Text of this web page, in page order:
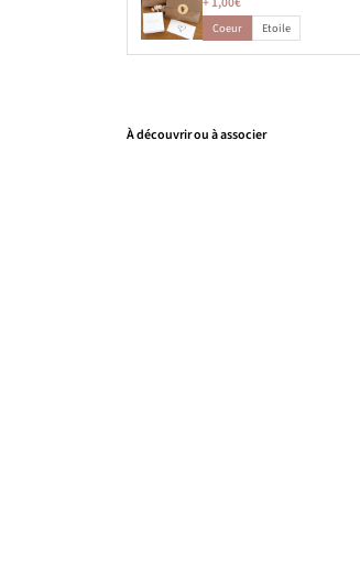
Coeur Etoile
À découvrir ou à associer